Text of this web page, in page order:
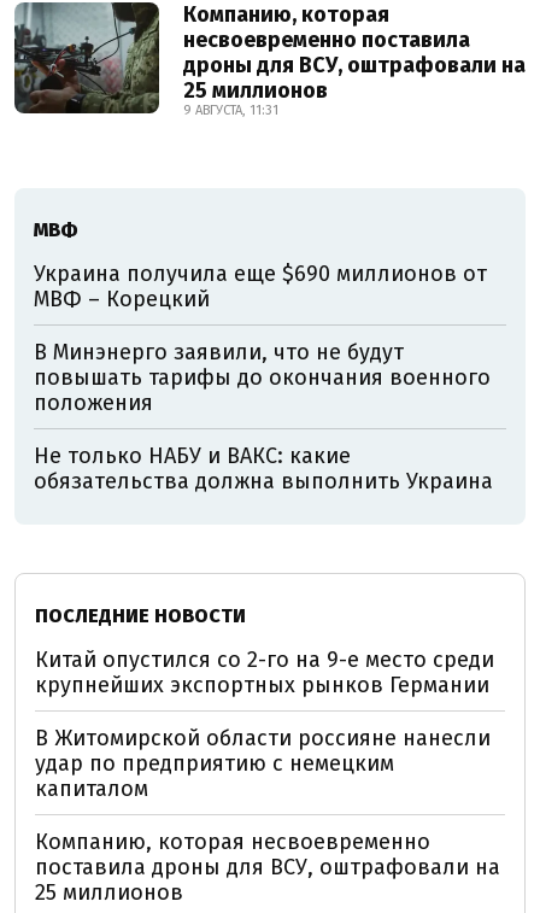
Компанию, которая
несвоевременно поставила
дроны для ВСУ, оштрафовали на
25 миллионов
9 АВГУСТА, 11:31
МВФ
Украина получила еще $690 миллионов от
МВФ – Корецкий
В Минэнерго заявили, что не будут
повышать тарифы до окончания военного
положения
Не только НАБУ и ВАКС: какие
обязательства должна выполнить Украина
ПОСЛЕДНИЕ НОВОСТИ
Китай опустился со 2-го на 9-е место среди
крупнейших экспортных рынков Германии
В Житомирской области россияне нанесли
удар по предприятию с немецким
капиталом
Компанию, которая несвоевременно
поставила дроны для ВСУ, оштрафовали на
25 миллионов